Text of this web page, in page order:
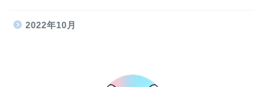
2022年10月